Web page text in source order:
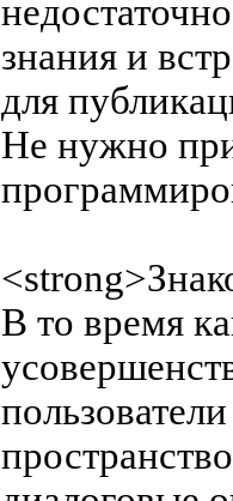
знания и
для
Не нужно
В то время